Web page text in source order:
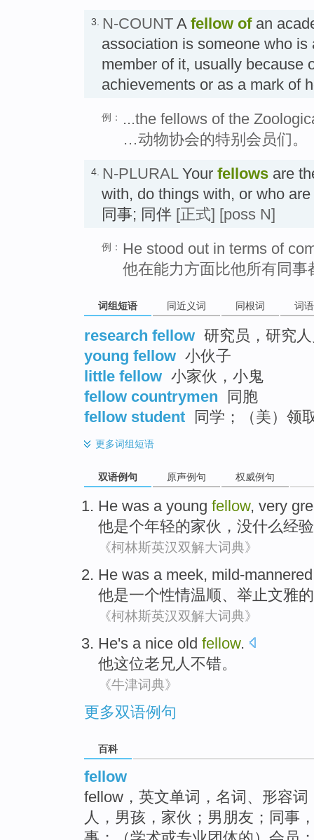
3. N-COUNT A fellow ofan
association is someone who
member of it, usually because
achievements or as a mark of
例：
...the fellows of the
…动物协会的特别会员们。
4. N-PLURALYour fellows are
with, do things with, or who
同事; 同伴 [正式] [poss N]
例： He stood out in terms of
他在能力方面比他所有同事
词组短语 同近义词 同根词 词
research fellow 研究员，研究
young fellow 小伙子
little fellow 小家伙，小鬼
fellow countrymen
同胞
fellow student
同学；（美）领
更多词组短语
双语例句 原声例句 权威例句
He was a young fellow, very
他是个年轻的家伙 ， 没什么经验
《柯林斯英汉双解大词典》
He was a meek, mild-mannered
他是一个性情温顺、 举止文雅
《柯林斯英汉双解大词典》
He's a nice old fellow.
他这位老兄 人 不错。
《牛津词典》
更多双语例句
百科
fellow
fellow，英文单词，名词、形容
人，男孩，家伙；男朋友；同事